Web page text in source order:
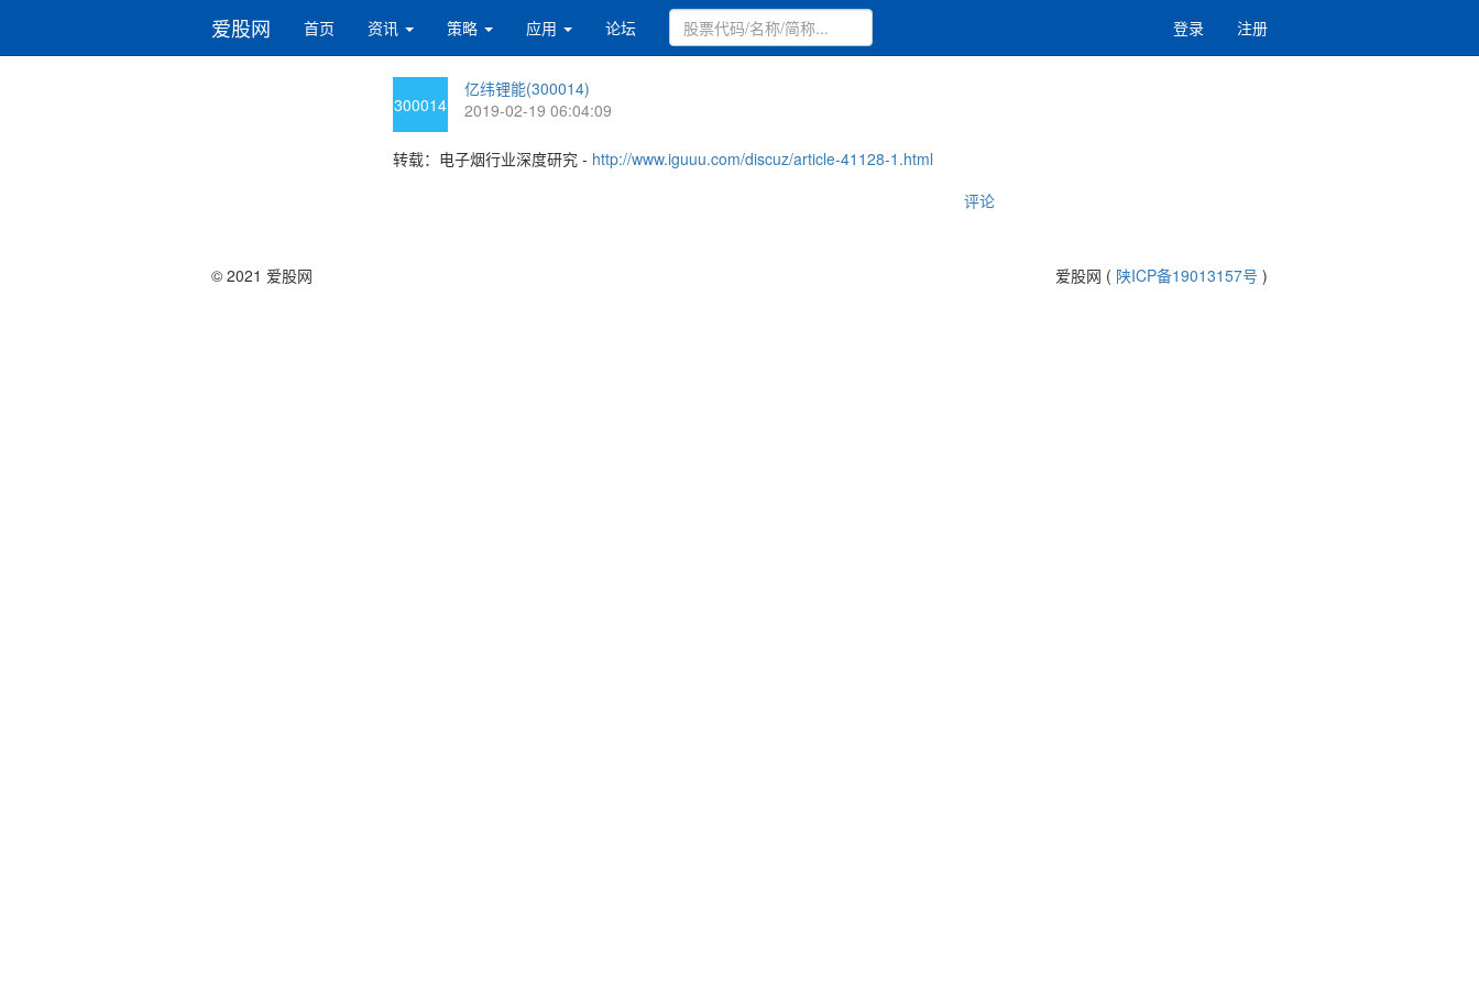
爱股网 首页 资讯 策略 应用 论坛 登录 注册
300014
亿纬锂能(300014)
2019-02-19 06:04:09
转载：电子烟行业深度研究 - http://www.iguuu.com/discuz/article-41128-1.html
评论
© 2021 爱股网 爱股网 ( 陕ICP备19013157号 )